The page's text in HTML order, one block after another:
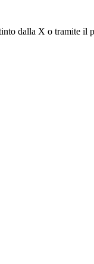
dalla X o tramite